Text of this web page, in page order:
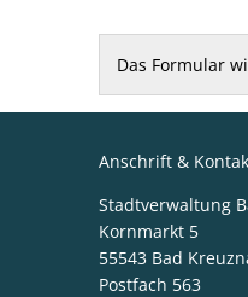
Feedback
Das Formular
Anschrift &
Stadtverwaltung
Kornmarkt 5
55543 Bad
Postfach 563